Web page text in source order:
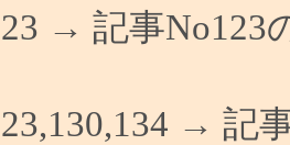
→ 記事No123
→ 記